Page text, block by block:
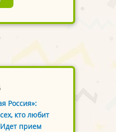
Россия»:
кто любит
прием